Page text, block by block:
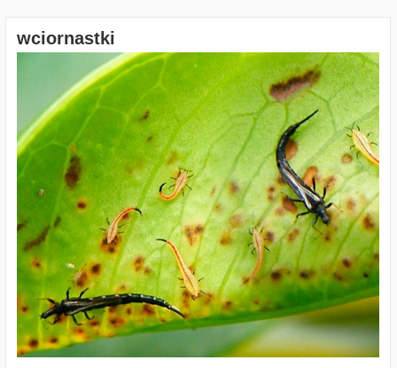
wciornastki